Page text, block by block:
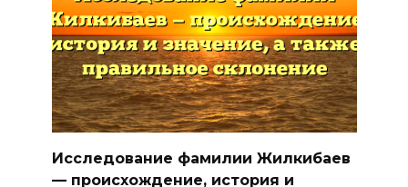
Исследование фамилии Жилкибаев
— происхождение, история и